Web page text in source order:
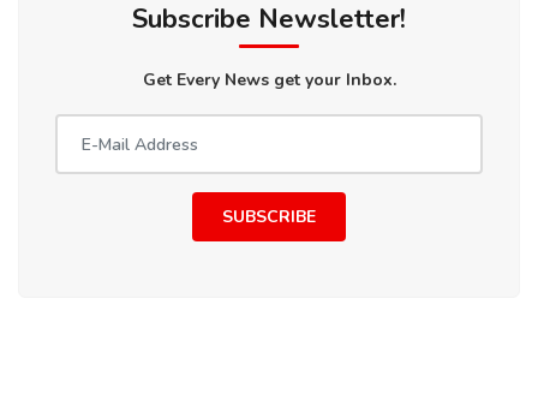
Subscribe Newsletter!
Get Every News get your Inbox.
SUBSCRIBE